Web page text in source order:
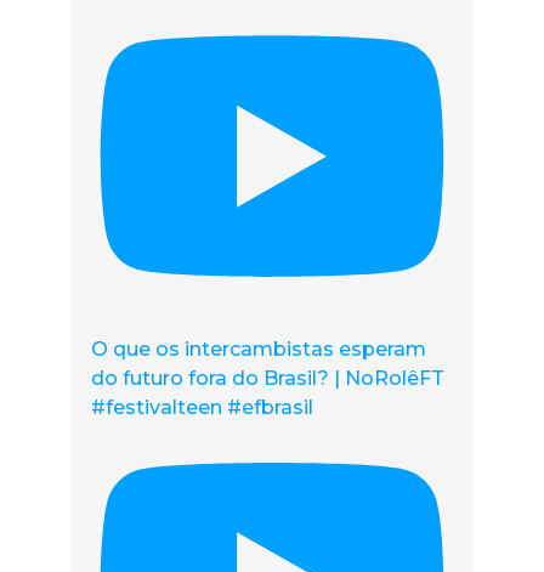
O que os intercambistas esperam
do futuro fora do Brasil? | NoRolêFT
#festivalteen #efbrasil